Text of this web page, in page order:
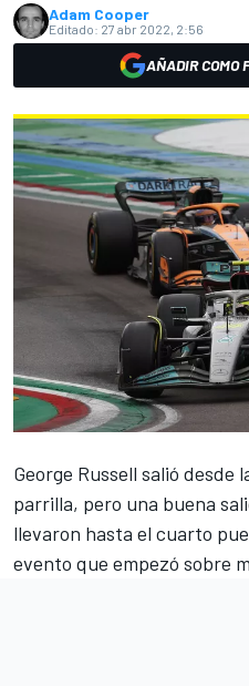
Adam Cooper
Editado: 27 abr 2022, 2:56
AÑADIR COMO
George Russell salió desde
parrilla, pero una buena
llevaron hasta el cuarto
evento que empezó sobre